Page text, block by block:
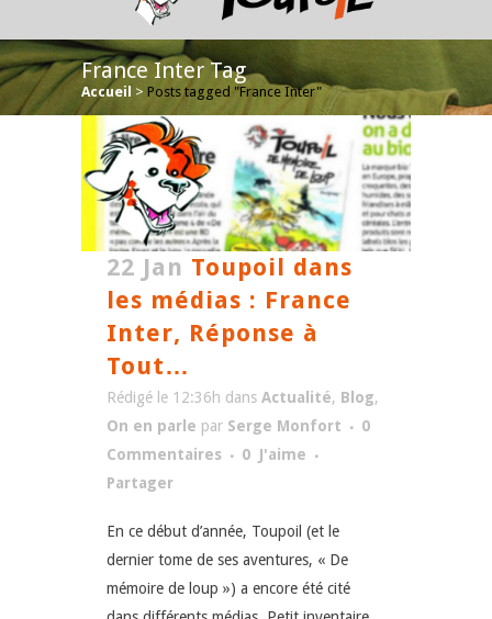
France Inter Tag
Accueil > Posts tagged "France Inter"
22 Jan Toupoil dans
les médias : France
Inter, Réponse à
Tout…
Rédigé le 12:36h dans Actualité, Blog,
On en parle par Serge Monfort
0
Commentaires
0 J'aime
Partager
En ce début d’année, Toupoil (et le
dernier tome de ses aventures, « De
mémoire de loup ») a encore été cité